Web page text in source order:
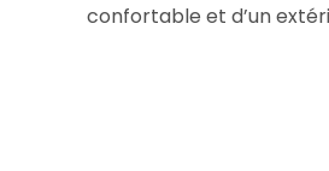
confortable et d’un